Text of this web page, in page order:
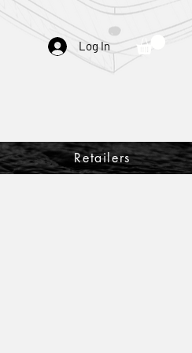
Log In
Retailers